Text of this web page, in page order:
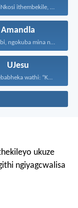
Kepha iNkosi ithembekile, eyakuniqinisa...
Amandla
Ungesabi, ngokuba mina nginawe...
UJesu
UJesu ebabheka wathi: “Kubantu...
ukuze
ngiyagcwalisa